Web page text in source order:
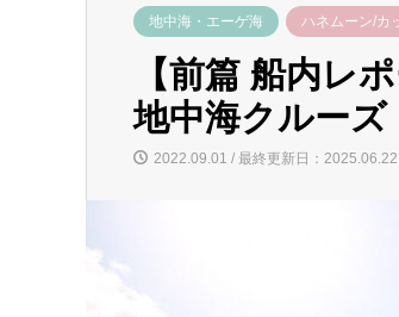
地中海・エーゲ海 ハネムーン/カ
【前篇 船内レ
地中海クルーズ
2022.09.01 / 最終更新日：2025.06.22